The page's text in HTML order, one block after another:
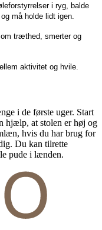
i ryg, balde
må holde lidt igen.
træthed, smerter og
aktivitet og hvile.
i de første uger. Start
hjælp, at stolen er høj og
hvis du har brug for
Du kan tilrette
pude i lænden.